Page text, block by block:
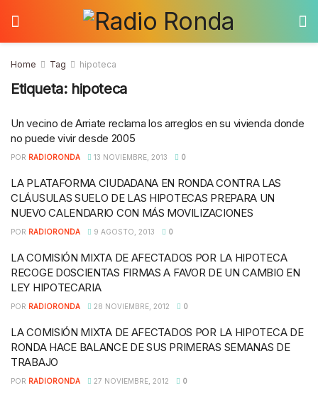
Home Tag hipoteca
Etiqueta: hipoteca
Un vecino de Arriate reclama los arreglos en su vivienda donde
no puede vivir desde 2005
POR RADIORONDA 13 NOVIEMBRE, 2013 0
LA PLATAFORMA CIUDADANA EN RONDA CONTRA LAS
CLÁUSULAS SUELO DE LAS HIPOTECAS PREPARA UN
NUEVO CALENDARIO CON MÁS MOVILIZACIONES
POR RADIORONDA 9 AGOSTO, 2013 0
LA COMISIÓN MIXTA DE AFECTADOS POR LA HIPOTECA
RECOGE DOSCIENTAS FIRMAS A FAVOR DE UN CAMBIO EN
LEY HIPOTECARIA
POR RADIORONDA 28 NOVIEMBRE, 2012 0
LA COMISIÓN MIXTA DE AFECTADOS POR LA HIPOTECA DE
RONDA HACE BALANCE DE SUS PRIMERAS SEMANAS DE
TRABAJO
POR RADIORONDA 27 NOVIEMBRE, 2012 0